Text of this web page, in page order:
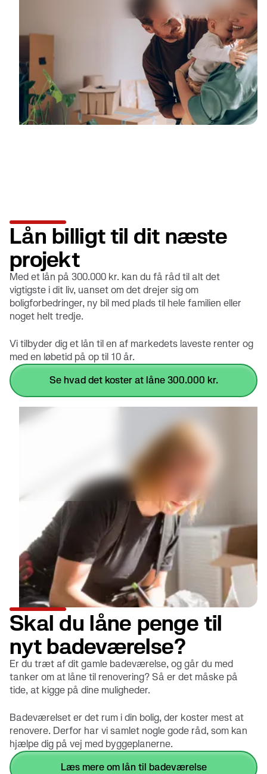
Lån billigt til dit næste
projekt
Med et lån på 300.000 kr. kan du få råd til alt det
vigtigste i dit liv, uanset om det drejer sig om
boligforbedringer, ny bil med plads til hele familien eller
noget helt tredje.
Vi tilbyder dig et lån til en af markedets laveste renter og
med en løbetid på op til 10 år.
se hvad det koster at låne 300.000 kr.
Skal du låne penge til
nyt badeværelse?
Er du træt af dit gamle badeværelse, og går du med
tanker om at låne til renovering? Så er det måske på
tide, at kigge på dine muligheder.
Badeværelset er det rum i din bolig, der koster mest at
renovere. Derfor har vi samlet nogle gode råd, som kan
hjælpe dig på vej med byggeplanerne.
læs mere om lån til badeværelse